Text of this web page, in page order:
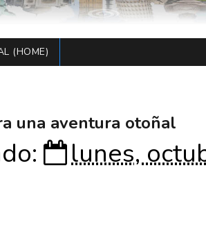
(HOME)
una aventura otoñal
lunes,